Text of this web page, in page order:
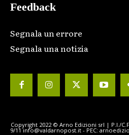
Feedback
Segnala un errore
Segnala una notizia
Copyright 2022 © Arno Edizioni srl | P.I./C.F
9/11 info@valdarnopost.it - PEC: